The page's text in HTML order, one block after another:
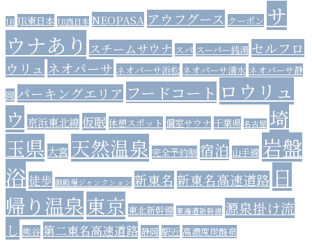
JR JR東日本 JR西日本 NEOPASA アウフグース クーポン サ
ウナあり スチームサウナ スパ スーパー銭湯 セルフロ
ウリュ ネオパーサ ネオパーサ浜松 ネオパーサ清水 ネオパーサ静
岡 パーキングエリア フードコート ロウリュ
ウ 京浜東北線 仮眠 休憩スポット 個室サウナ 千葉県 名古屋 埼
玉県 大宮 天然温泉 完全予約制 宿泊 山手線 岩盤
浴 徒歩 御殿場ジャンクション 新東名 新東名高速道路 日
帰り温泉東京 東北新幹線 東海道新幹線 源泉掛け流
し 熊谷 第二東名高速道路 静岡 駅近 高濃度炭酸泉